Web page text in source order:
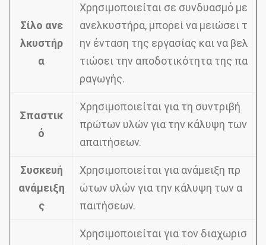
Σίλο ανε
λκυστήρ
α
Χρησιμοποιείται σε συνδυασμό με
ανελκυστήρα, μπορεί να μειώσει τ
ην ένταση της εργασίας και να βελ
τιώσει την αποδοτικότητα της πα
ραγωγής.
Σπαστικ
ό
Χρησιμοποιείται για τη συντριβή
πρώτων υλών για την κάλυψη των
απαιτήσεων.
Συσκευή
ανάμειξη
ς
Χρησιμοποιείται για ανάμειξη πρ
ώτων υλών για την κάλυψη των α
παιτήσεων.
Χρησιμοποιείται για τον διαχωρισ